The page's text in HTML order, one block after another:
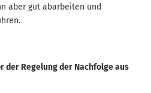
aber gut abarbeiten und
der Regelung der Nachfolge aus